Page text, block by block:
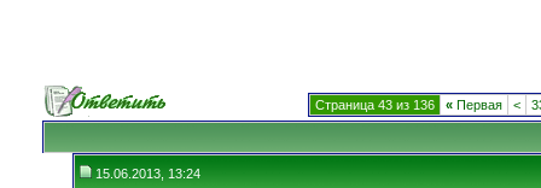
Страница 43 из 136 « Первая <
15.06.2013, 13:24